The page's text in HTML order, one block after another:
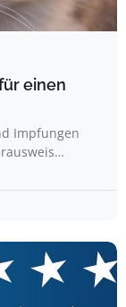
einen
Impfungen